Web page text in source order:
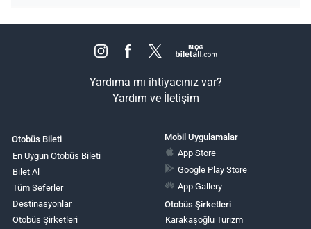
Yardıma mı ihtiyacınız var?
Yardım ve İletişim
Otobüs Bileti
En Uygun Otobüs Bileti
Bilet Al
Tüm Seferler
Destinasyonlar
Otobüs Şirketleri
Mobil Uygulamalar
App Store
Google Play Store
App Gallery
Otobüs Şirketleri
Karakaşoğlu Turizm